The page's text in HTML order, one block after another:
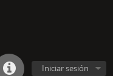
Iniciar sesión